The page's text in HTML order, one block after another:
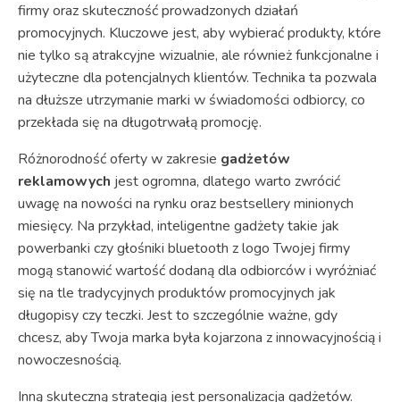
firmy oraz skuteczność prowadzonych działań
promocyjnych. Kluczowe jest, aby wybierać produkty, które
nie tylko są atrakcyjne wizualnie, ale również funkcjonalne i
użyteczne dla potencjalnych klientów. Technika ta pozwala
na dłuższe utrzymanie marki w świadomości odbiorcy, co
przekłada się na długotrwałą promocję.
Różnorodność oferty w zakresie gadżetów
reklamowych jest ogromna, dlatego warto zwrócić
uwagę na nowości na rynku oraz bestsellery minionych
miesięcy. Na przykład, inteligentne gadżety takie jak
powerbanki czy głośniki bluetooth z logo Twojej firmy
mogą stanowić wartość dodaną dla odbiorców i wyróżniać
się na tle tradycyjnych produktów promocyjnych jak
długopisy czy teczki. Jest to szczególnie ważne, gdy
chcesz, aby Twoja marka była kojarzona z innowacyjnością i
nowoczesnością.
Inną skuteczną strategią jest personalizacja gadżetów.